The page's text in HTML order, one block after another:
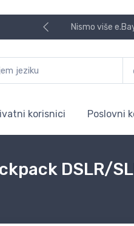
Nismo više
korisnici Poslovni
DSLR/